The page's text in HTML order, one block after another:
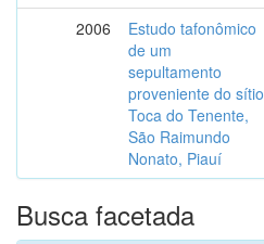
2006
Estudo tafonômico
de um
sepultamento
proveniente do sítio
Toca do Tenente,
São Raimundo
Nonato, Piauí
Busca facetada